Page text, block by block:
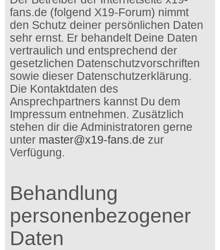
fans.de (folgend X19-Forum) nimmt
den Schutz deiner persönlichen Daten
sehr ernst. Er behandelt Deine Daten
vertraulich und entsprechend der
gesetzlichen Datenschutzvorschriften
sowie dieser Datenschutzerklärung.
Die Kontaktdaten des
Ansprechpartners kannst Du dem
Impressum entnehmen. Zusätzlich
stehen dir die Administratoren gerne
unter master@x19-fans.de zur
Verfügung.
Behandlung
personenbezogener
Daten